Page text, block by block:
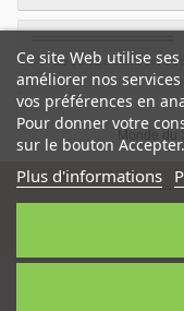
Le service client est a
Monde du
Ce site Web utilise
améliorer nos
vos préférences en
Pour donner votre
sur le bouton Accepter.
Plus d'informations